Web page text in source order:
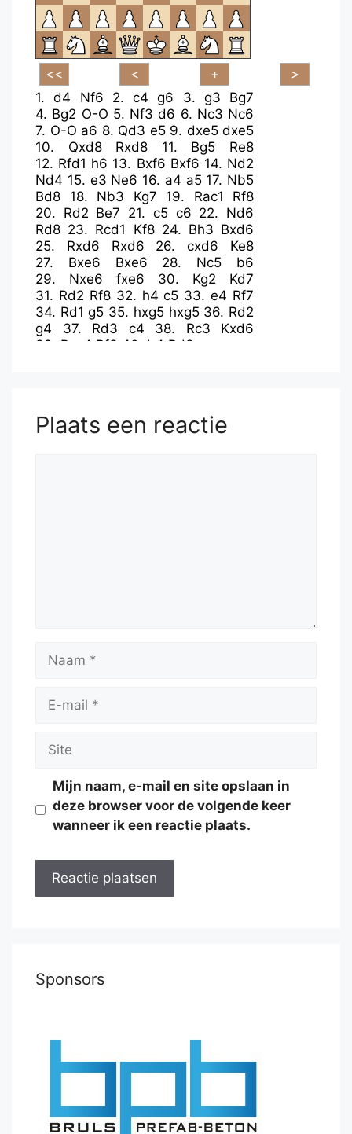
1.d4 Nf6 2. c4 g6 3. g3
Bg7
4. Bg2 O-O 5. Nf3 d6 6. Nc3 Nc6
7. O-O a6 8. Qd3 e5 9. dxe5 dxe5
10. Qxd8 Rxd8 11. Bg5
Re8
12. Rfd1 h6 13. Bxf6 Bxf6 14. Nd2
Nd4 15. e3 Ne6 16. a4 a5 17. Nb5
Bd8
18. Nb3 Kg7 19. Rac1
Rf8
20. Rd2 Be7 21. c5 c6 22. Nd6
Rd8 23. Rcd1 Kf8 24. Bh3 Bxd6
25. Rxd6 Rxd6 26.cxd6
Ke8
27. Bxe6 Bxe6 28. Nc5
b6
29. Nxe6 fxe6 30. Kg2
Kd7
31. Rd2 Rf8 32. h4 c5 33.e4 Rf7
34. Rd1 g5 35. hxg5 hxg5 36. Rd2
g4
37. Rd3 c4 38. Rc3
Kxd6
39. Rxc4 Rf3 40. b4 Rd3
Plaats een reactie
Naam
Site
Mijn naam, e-mail en site opslaan in
deze browser voor de volgende keer
wanneer ik een reactie plaats.
Sponsors